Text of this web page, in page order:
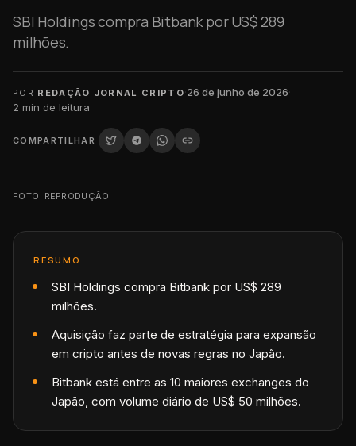
SBI Holdings compra Bitbank por US$ 289
milhões.
POR REDAÇÃO JORNAL CRIPTO·26 de junho de 2026·
2 min de leitura
COMPARTILHAR
FOTO: REPRODUÇÃO
RESUMO
SBI Holdings compra Bitbank por US$ 289
milhões.
Aquisição faz parte de estratégia para expansão
em cripto antes de novas regras no Japão.
Bitbank está entre as 10 maiores exchanges do
Japão, com volume diário de US$ 50 milhões.